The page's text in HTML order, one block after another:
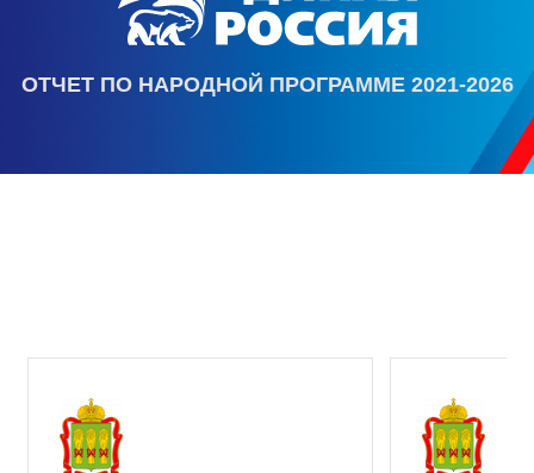
ОТЧЕТ ПО НАРОДНОЙ ПРОГРАММЕ 2021-2026